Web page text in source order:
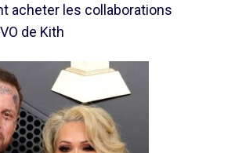
acheter les collaborations
de Kith